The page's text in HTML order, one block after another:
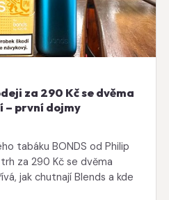
za 290 Kč se dvěma
– první dojmy
tabáku BONDS od Philip
za 290 Kč se dvěma
jak chutnají Blends a kde